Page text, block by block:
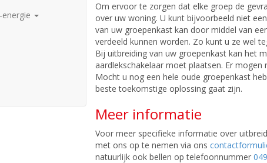
Om ervoor te zorgen dat elke groep de
over uw woning. U kunt bijvoorbeeld niet
van uw groepenkast kan door middel van
verdeeld kunnen worden. Zo kunt u ze wel
Bij uitbreiding van uw groepenkast kan het
aardlekschakelaar moet plaatsen. Er
Mocht u nog een hele oude groepenkast
beste toekomstige oplossing gaat zijn.
Meer informatie
Voor meer specifieke informatie over
met ons op te nemen via ons
natuurlijk ook bellen op telefoonnummer